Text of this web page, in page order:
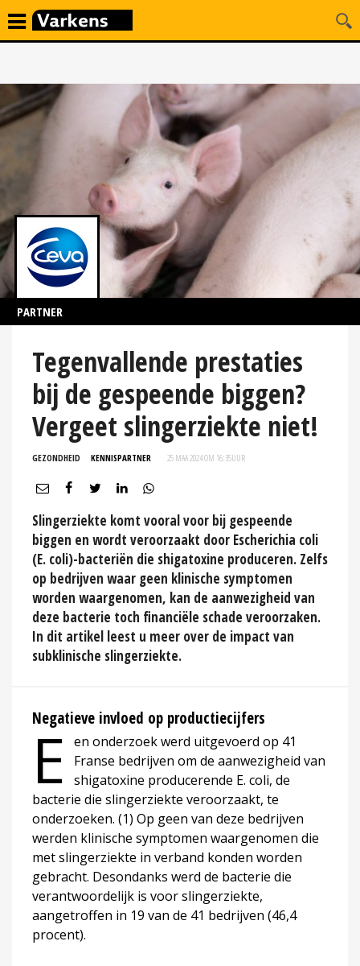
PARTNER
Tegenvallende prestaties
bij de gespeende biggen?
Vergeet slingerziekte niet!
GEZONDHEID KENNISPARTNER 25 MAA 2024 OM 16:35UUR
Slingerziekte komt vooral voor bij gespeende
biggen en wordt veroorzaakt door Escherichia coli
(E. coli)-bacteriën die shigatoxine produceren. Zelfs
op bedrijven waar geen klinische symptomen
worden waargenomen, kan de aanwezigheid van
deze bacterie toch financiële schade veroorzaken.
In dit artikel leest u meer over de impact van
subklinische slingerziekte.
Negatieve invloed op productiecijfers
E
en onderzoek werd uitgevoerd op 41
Franse bedrijven om de aanwezigheid van
shigatoxine producerende E. coli, de
bacterie die slingerziekte veroorzaakt, te
onderzoeken. (1) Op geen van deze bedrijven
werden klinische symptomen waargenomen die
met slingerziekte in verband konden worden
gebracht. Desondanks werd de bacterie die
verantwoordelijk is voor slingerziekte,
aangetroffen in 19 van de 41 bedrijven (46,4
procent).